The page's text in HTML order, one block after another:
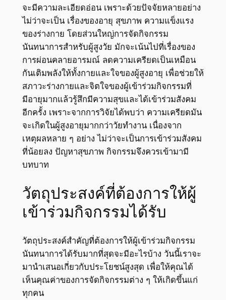
จะมีความละเอียดอ่อน เพราะด้วยปัจจัยหลายอย่าง
ไม่ว่าจะเป็น เรื่องของอายุ สุขภาพ ความแข็งแรง
ของร่างกาย โดยส่วนใหญ่การจัดกิจกรรม
นันทนาการสำหรับผู้สูงวัย มักจะเน้นไปที่เรื่องของ
การผ่อนคลายอารมณ์ ลดความเครียดเป็นเหมือน
กันเติมพลังให้ทั้งกายและใจของผู้สูงอายุ เพื่อช่วยให้
สภาวะร่างกายและจิตใจของผู้เข้าร่วมกิจกรรมที่
มีอายุมากแล้วรู้สึกมีความสุขและได้เข้าร่วมสังคม
อีกครั้ง เพราะจากการวิจัยได้พบว่า ความเครียดมัน
จะเกิดในผู้สูงอายุมากกว่าวัยทำงาน เนื่องจาก
เหตุผลหลาย ๆ อย่าง ไม่ว่าจะเป็นการเข้าร่วมสังคม
ที่น้อยลง ปัญหาสุขภาพ กิจกรรมจึงควรเข้ามามี
บทบาท
วัตถุประสงค์ที่ต้องการให้ผู้
เข้าร่วมกิจกรรมได้รับ
วัตถุประสงค์สำคัญที่ต้องการให้ผู้เข้าร่วมกิจกรรม
นันทนาการได้รับมากที่สุดจะมีอะไรบ้าง วันนี้เราจะ
มานำเสนอเกี่ยวกับประโยชน์สูงสุด เพื่อให้คุณได้
เห็นคุณค่าของการจัดกิจกรรมต่าง ๆ ให้เกิดขึ้นแก่
ทุกคน